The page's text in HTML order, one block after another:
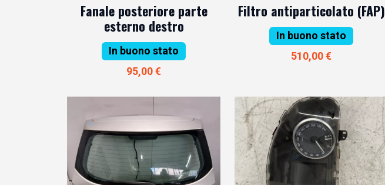
Fanale posteriore parte
esterno destro
In buono stato
95,00 €
Filtro antiparticolato (FAP)
In buono stato
510,00 €